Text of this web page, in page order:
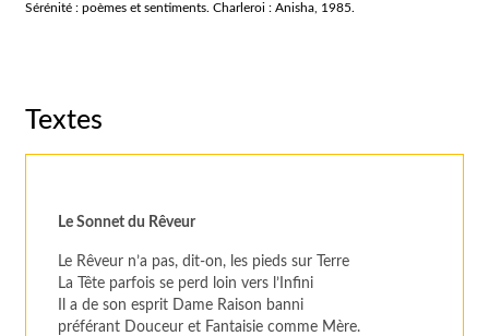
Sérénité : poèmes et sentiments. Charleroi : Anisha, 1985.
Textes
Le Sonnet du Rêveur
Le Rêveur n’a pas, dit-on, les pieds sur Terre
La Tête parfois se perd loin vers l’Infini
Il a de son esprit Dame Raison banni
préférant Douceur et Fantaisie comme Mère.